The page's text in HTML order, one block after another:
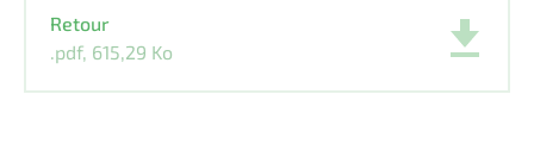
Retour
.pdf, 615,29 Ko